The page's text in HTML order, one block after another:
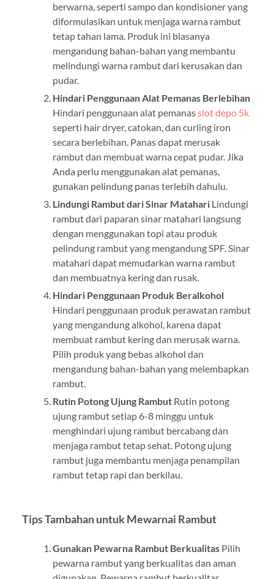
berwarna, seperti sampo dan kondisioner yang
diformulasikan untuk menjaga warna rambut
tetap tahan lama. Produk ini biasanya
mengandung bahan-bahan yang membantu
melindungi warna rambut dari kerusakan dan
pudar.
Hindari Penggunaan Alat Pemanas Berlebihan
Hindari penggunaan alat pemanasslot depo 5k
seperti hair dryer, catokan, dan curling iron
secara berlebihan. Panas dapat merusak
rambut dan membuat warna cepat pudar. Jika
Anda perlu menggunakan alat pemanas,
gunakan pelindung panas terlebih dahulu.
Lindungi Rambut dari Sinar MatahariLindungi
rambut dari paparan sinar matahari langsung
dengan menggunakan topi atau produk
pelindung rambut yang mengandung SPF. Sinar
matahari dapat memudarkan warna rambut
dan membuatnya kering dan rusak.
Hindari Penggunaan Produk Beralkohol
Hindari penggunaan produk perawatan rambut
yang mengandung alkohol, karena dapat
membuat rambut kering dan merusak warna.
Pilih produk yang bebas alkohol dan
mengandung bahan-bahan yang melembapkan
rambut.
Rutin Potong Ujung RambutRutin potong
ujung rambut setiap 6-8 minggu untuk
menghindari ujung rambut bercabang dan
menjaga rambut tetap sehat. Potong ujung
rambut juga membantu menjaga penampilan
rambut tetap rapi dan berkilau.
Tips Tambahan untuk Mewarnai Rambut
Gunakan Pewarna Rambut BerkualitasPilih
pewarna rambut yang berkualitas dan aman